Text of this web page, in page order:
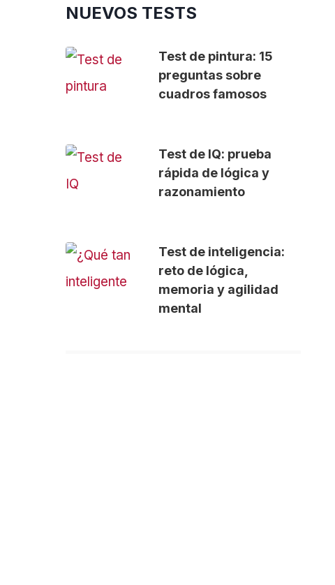
NUEVOS TESTS
Test de pintura: 15
preguntas sobre
cuadros famosos
Test de IQ: prueba
rápida de lógica y
razonamiento
Test de inteligencia:
reto de lógica,
memoria y agilidad
mental